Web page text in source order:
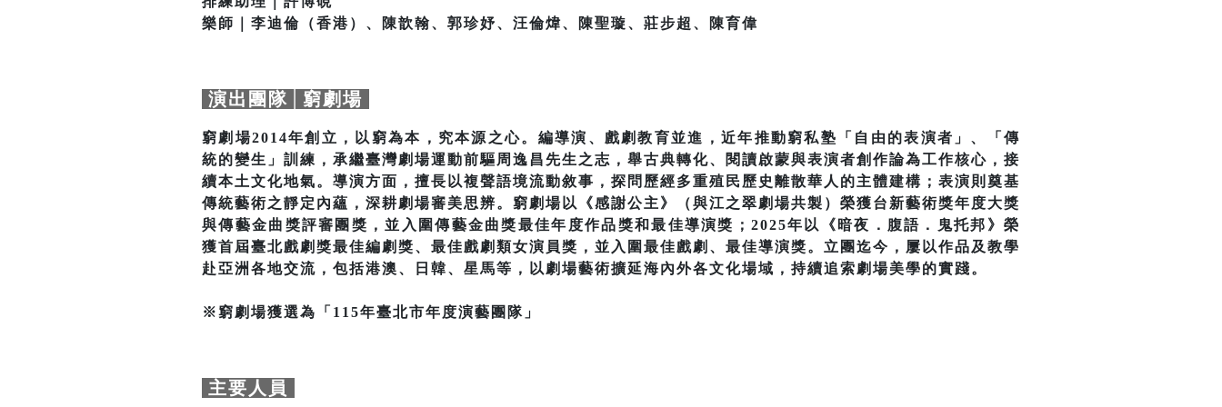
樂師｜李迪倫（香港）、陳歆翰、郭珍妤、汪倫煒、陳聖璇、莊步超、陳育偉
演出團隊│窮劇場
窮劇場2014年創立，以窮為本，究本源之心。編導演、戲劇教育並進，近年推動窮私塾「自由的表演者」、「傳
統的變生」訓練，承繼臺灣劇場運動前驅周逸昌先生之志，舉古典轉化、閱讀啟蒙與表演者創作論為工作核心，接
續本土文化地氣。導演方面，擅長以複聲語境流動敘事，探問歷經多重殖民歷史離散華人的主體建構；表演則奠基
傳統藝術之靜定內蘊，深耕劇場審美思辨。窮劇場以《感謝公主》（與江之翠劇場共製）榮獲台新藝術獎年度大獎
與傳藝金曲獎評審團獎，並入圍傳藝金曲獎最佳年度作品獎和最佳導演獎；2025年以《暗夜．腹語．鬼托邦》榮
獲首屆臺北戲劇獎最佳編劇獎、最佳戲劇類女演員獎，並入圍最佳戲劇、最佳導演獎。立團迄今，屢以作品及教學
赴亞洲各地交流，包括港澳、日韓、星馬等，以劇場藝術擴延海內外各文化場域，持續追索劇場美學的實踐。
※窮劇場獲選為「115年臺北市年度演藝團隊」
主要人員